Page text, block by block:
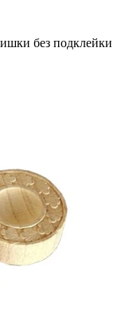
без подклейки